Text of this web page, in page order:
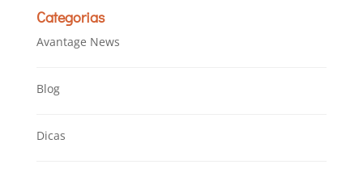
Categorias
Avantage News
Blog
Dicas